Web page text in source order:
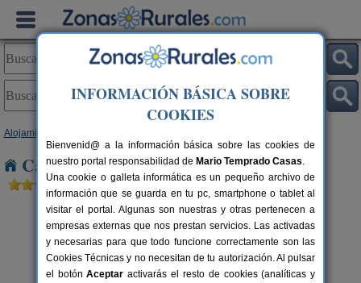
Alojamientos
Casas Rurales cerca de Aldea Blanca
INFORMACIÓN BÁSICA SOBRE
COOKIES
Bienvenid@ a la información básica sobre las cookies de
nuestro portal responsabilidad de Mario Temprado Casas.
Una cookie o galleta informática es un pequeño archivo de
información que se guarda en tu pc, smartphone o tablet al
visitar el portal. Algunas son nuestras y otras pertenecen a
empresas externas que nos prestan servicios. Las activadas
y necesarias para que todo funcione correctamente son las
Cookies Técnicas y no necesitan de tu autorización. Al pulsar
el botónAceptar activarás el resto de cookies (analíticas y